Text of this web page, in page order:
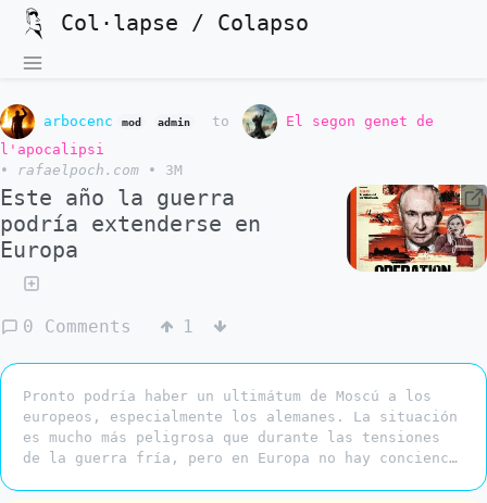
Col·lapse / Colapso
arbocenc mod admin to
El segon genet de
l'apocalipsi
•
rafaelpoch.com • 3M
Este año la guerra
podría extenderse en
Europa
0 Comments 1
Pronto podría haber un ultimátum de Moscú a los
europeos, especialmente los alemanes. La situación
es mucho más peligrosa que durante las tensiones
de la guerra fría, pero en Europa no hay concienc…